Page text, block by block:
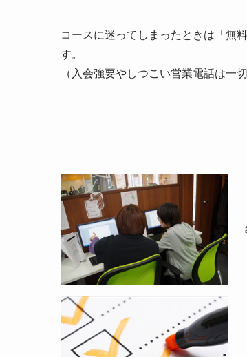
コースに迷ってしまったときは「無
す。
（入会強要やしつこい営業電話は一